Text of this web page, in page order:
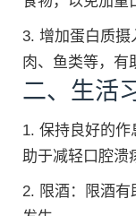
3. 增加蛋白质摄
肉、鱼类等，有
二、生活
1. 保持良好的
助于减轻口腔溃
2. 限酒：限酒有